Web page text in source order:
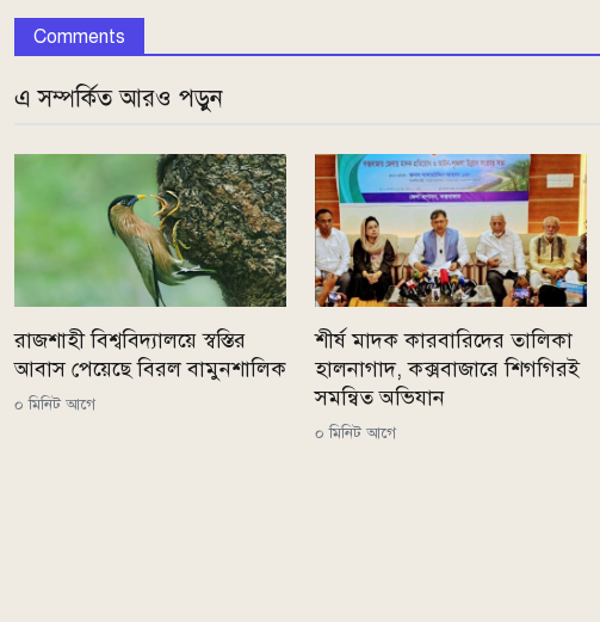
Comments
এ সম্পর্কিত আরও পড়ুন
রাজশাহী বিশ্ববিদ্যালয়ে স্বস্তির
আবাস পেয়েছে বিরল বামুনশালিক
০ মিনিট আগে
শীর্ষ মাদক কারবারিদের তালিকা
হালনাগাদ, কক্সবাজারে শিগগিরই
সমন্বিত অভিযান
০ মিনিট আগে